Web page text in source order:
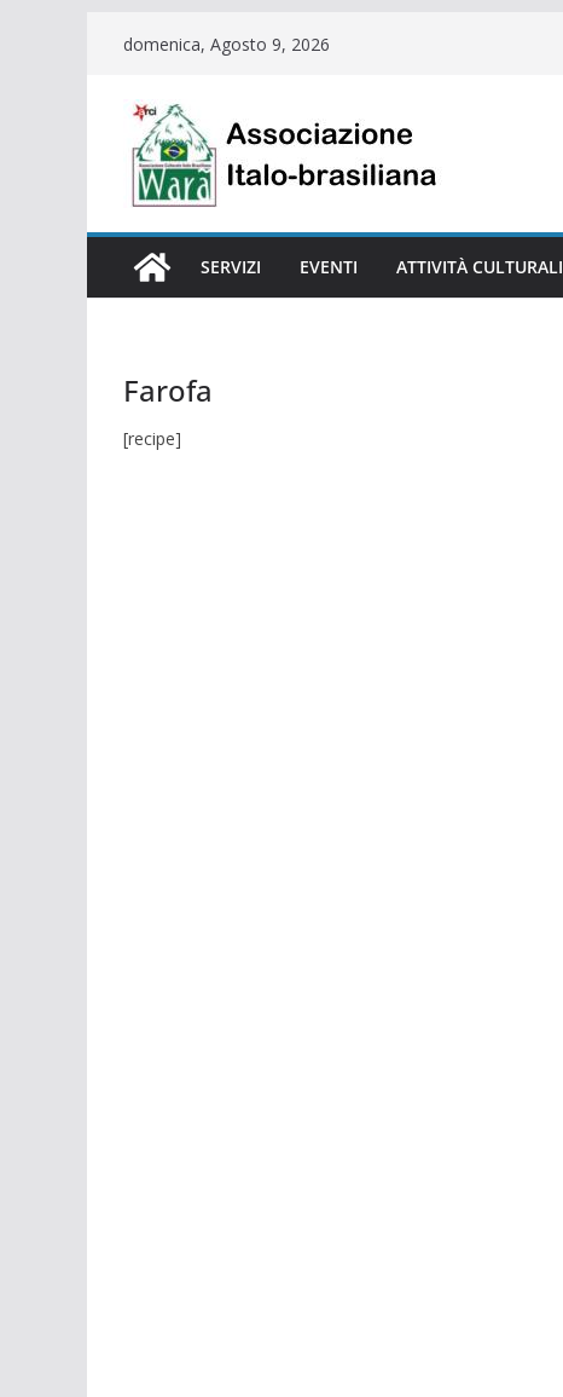
contenuto
domenica, Agosto 9, 2026
SERVIZI EVENTI ATTIVITÀ CULTURALI
Farofa
[recipe]